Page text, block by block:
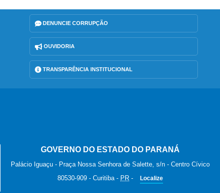
DENUNCIE CORRUPÇÃO
OUVIDORIA
TRANSPARÊNCIA INSTITUCIONAL
GOVERNO DO ESTADO DO PARANÁ
Palácio Iguaçu - Praça Nossa Senhora de Salette, s/n - Centro Cívico
80530-909 - Curitiba- PR - Localize